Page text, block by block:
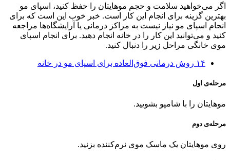
اگر می‌خواهید سلامت و حجم موهایتان را حفظ کنید، اسپای مو
بهترین گزینه برای انجام این کار است. خبر خوب این است که برای
انجام اسپای مو نیاز نیست به مراکز درمانی یا آرایشگاه‌ها مراجعه
کنید و می‌توانید این کار را در خانه انجام دهید‌. برای انجام اسپای
موی خانگی مراحل زیر را دنبال کنید.
۱۴ روش درمانی فوق‌العاده برای اسپای مو در خانه
مرحله‌ی اول
موهایتان را با شامپو بشویید.
مرحله‌ی دوم
روی موهایتان یک ماسک موی نرم‌کننده بزنید.